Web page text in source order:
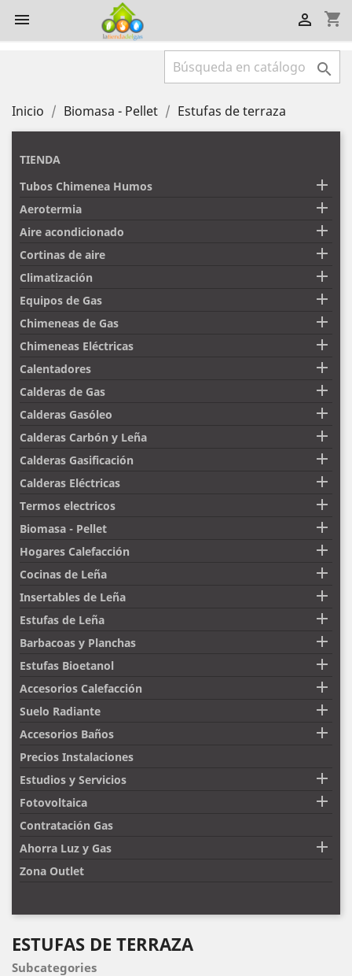
 shopping_cart


Inicio Biomasa - Pellet Estufas de terraza
TIENDA
Tubos Chimenea Humos

Aerotermia 
Aire acondicionado 
Cortinas de aire 
Climatización 
Equipos de Gas 
Chimeneas de Gas 
Chimeneas Eléctricas 
Calentadores 
Calderas de Gas 
Calderas Gasóleo 
Calderas Carbón y Leña 
Calderas Gasificación 
Calderas Eléctricas 
Termos electricos 
Biomasa - Pellet 
Hogares Calefacción 
Cocinas de Leña 
Insertables de Leña 
Estufas de Leña 
Barbacoas y Planchas 
Estufas Bioetanol 
Accesorios Calefacción 
Suelo Radiante 
Accesorios Baños 
Precios Instalaciones
Estudios y Servicios

Fotovoltaica 
Contratación Gas
Ahorra Luz y Gas

Zona Outlet
ESTUFAS DE TERRAZA
Subcategories